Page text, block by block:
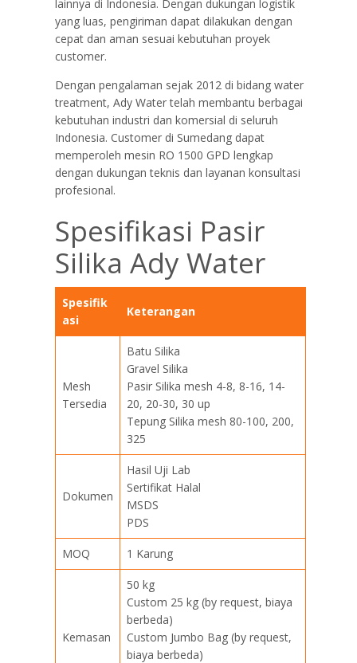
lainnya di Indonesia. Dengan dukungan logistik
yang luas, pengiriman dapat dilakukan dengan
cepat dan aman sesuai kebutuhan proyek
customer.
Dengan pengalaman sejak 2012 di bidang water
treatment, Ady Water telah membantu berbagai
kebutuhan industri dan komersial di seluruh
Indonesia. Customer di Sumedang dapat
memperoleh mesin RO 1500 GPD lengkap
dengan dukungan teknis dan layanan konsultasi
profesional.
Spesifikasi Pasir
Silika Ady Water
Spesifik
asi
Keterangan
Mesh
Tersedia
Batu Silika
Gravel Silika
Pasir Silika mesh 4-8, 8-16, 14-
20, 20-30, 30 up
Tepung Silika mesh 80-100, 200,
325
Dokumen
Hasil Uji Lab
Sertifikat Halal
MSDS
PDS
MOQ 1 Karung
Kemasan
50 kg
Custom 25 kg (by request, biaya
berbeda)
Custom Jumbo Bag (by request,
biaya berbeda)